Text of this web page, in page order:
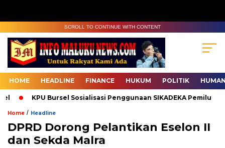
SCROLL TO CONTINUE WITH CONTENT
HOME HEADLINE FINANCE HUKUM POLITIK
KPU Bursel Sosialisasi Penggunaan SIKADEKA Pemilu
Home / Headline
DPRD Dorong Pelantikan Eselon II
dan Sekda Malra